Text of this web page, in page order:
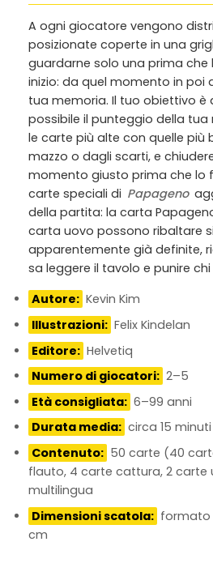
A ogni giocatore vengono
posizionate coperte in una
guardarne solo una prima
inizio: da quel momento in poi
tua memoria. Il tuo obiettivo è
possibile il punteggio della
le carte più alte con quelle più
mazzo o dagli scarti, e
momento giusto prima che lo
carte speciali di Papageno
della partita: la carta
carta uovo possono ribaltare
apparentemente già definite,
sa leggere il tavolo e punire
Autore: Kevin Kim
Illustrazioni: Felix Kindelan
Editore: Helvetiq
Numero di giocatori: 2–5
Età consigliata: 6–99 anni
Durata media: circa 15 minuti
Contenuto: 50 carte (40
flauto, 4 carte cattura, 2 carte
multilingua
Dimensioni scatola: formato
cm